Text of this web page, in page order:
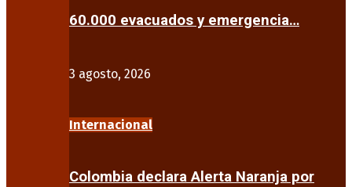
60.000 evacuados y emergencia…
3 agosto, 2026
Internacional
Colombia declara Alerta Naranja por